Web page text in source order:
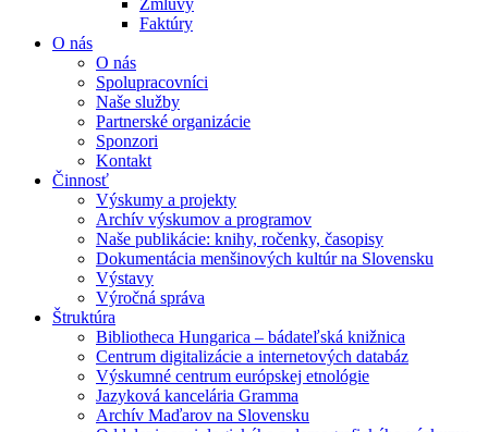
Zmluvy
Faktúry
O nás
O nás
Spolupracovníci
Naše služby
Partnerské organizácie
Sponzori
Kontakt
Činnosť
Výskumy a projekty
Archív výskumov a programov
Naše publikácie: knihy, ročenky, časopisy
Dokumentácia menšinových kultúr na Slovensku
Výstavy
Výročná správa
Štruktúra
Bibliotheca Hungarica – bádateľská knižnica
Centrum digitalizácie a internetových databáz
Výskumné centrum európskej etnológie
Jazyková kancelária Gramma
Archív Maďarov na Slovensku